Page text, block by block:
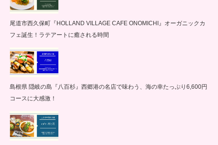
尾道市西久保町『HOLLAND VILLAGE CAFE ONOMICHI』オーガニックカ
フェ誕生！ラテアートに癒される時間
島根県 隠岐の島『八百杉』西郷港の名店で味わう、海の幸たっぷり6,600円
コースに大感激！